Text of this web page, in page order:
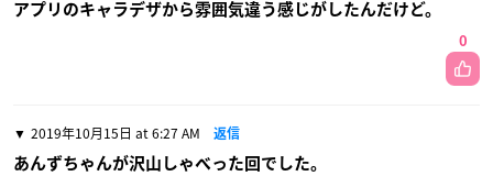
アプリのキャラデザから雰囲気違う感じがしたんだけど。
0
2019年10月15日 at 6:27 AM 返信
あんずちゃんが沢山しゃべった回でした。